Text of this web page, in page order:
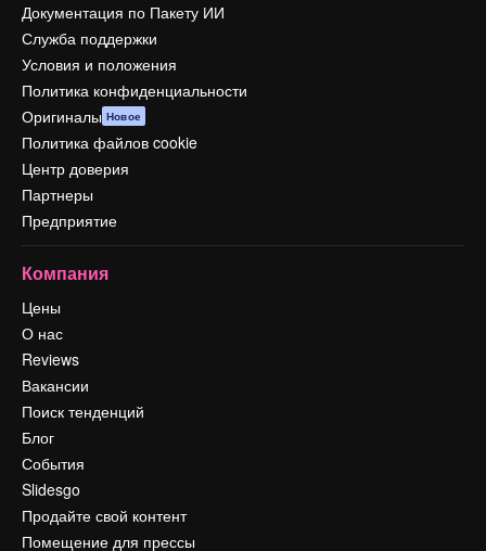
Документация по Пакету ИИ
Служба поддержки
Условия и положения
Политика конфиденциальности
Оригиналы Новое
Политика файлов cookie
Центр доверия
Партнеры
Предприятие
Компания
Цены
О нас
Reviews
Вакансии
Поиск тенденций
Блог
События
Slidesgo
Продайте свой контент
Помещение для прессы